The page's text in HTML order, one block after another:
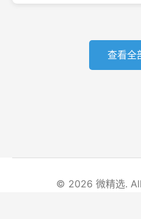
查看全
© 2026 微精选.